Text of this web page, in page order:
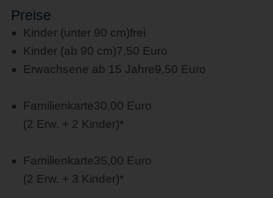
Preise
Kinder (unter 90 cm)frei
Kinder (ab 90 cm)7,50 Euro
Erwachsene ab 15 Jahre9,50 Euro
Familienkarte30,00 Euro
(2 Erw. + 2 Kinder)*
Familienkarte35,00 Euro
(2 Erw. + 3 Kinder)*